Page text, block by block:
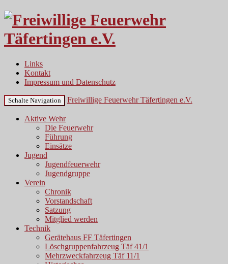
Links
Kontakt
Impressum und Datenschutz
Schalte Navigation Freiwillige Feuerwehr Täfertingen e.V.
Aktive Wehr
Die Feuerwehr
Führung
Einsätze
Jugend
Jugendfeuerwehr
Jugendgruppe
Verein
Chronik
Vorstandschaft
Satzung
Mitglied werden
Technik
Gerätehaus FF Täfertingen
Löschgruppenfahrzeug Täf 41/1
Mehrzweckfahrzeug Täf 11/1